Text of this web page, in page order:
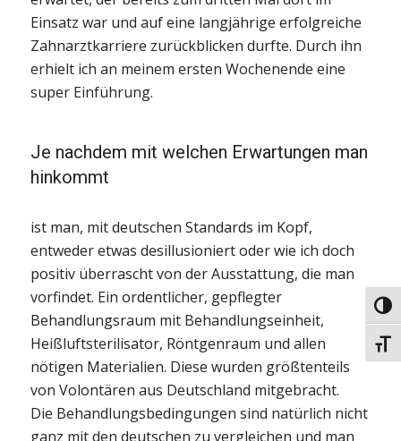
Einsatz war und auf eine langjährige erfolgreiche
Zahnarztkarriere zurückblicken durfte. Durch ihn
erhielt ich an meinem ersten Wochenende eine
super Einführung.
Je nachdem mit welchen Erwartungen man
hinkommt
ist man, mit deutschen Standards im Kopf,
entweder etwas desillusioniert oder wie ich doch
positiv überrascht von der Ausstattung, die man
vorfindet. Ein ordentlicher, gepflegter
Behandlungsraum mit Behandlungseinheit,
Heißluftsterilisator, Röntgenraum und allen
nötigen Materialien. Diese wurden größtenteils
von Volontären aus Deutschland mitgebracht.
Die Behandlungsbedingungen sind natürlich nicht
ganz mit den deutschen zu vergleichen und man